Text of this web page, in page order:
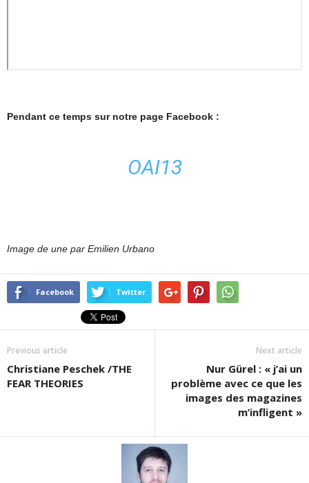
Pendant ce temps sur notre page Facebook :
OAI13
Image de une par Emilien Urbano
Facebook Twitter
Previous article
Christiane Peschek /THE
FEAR THEORIES
Next article
Nur Gürel : « j’ai un
problème avec ce que les
images des magazines
m’infligent »